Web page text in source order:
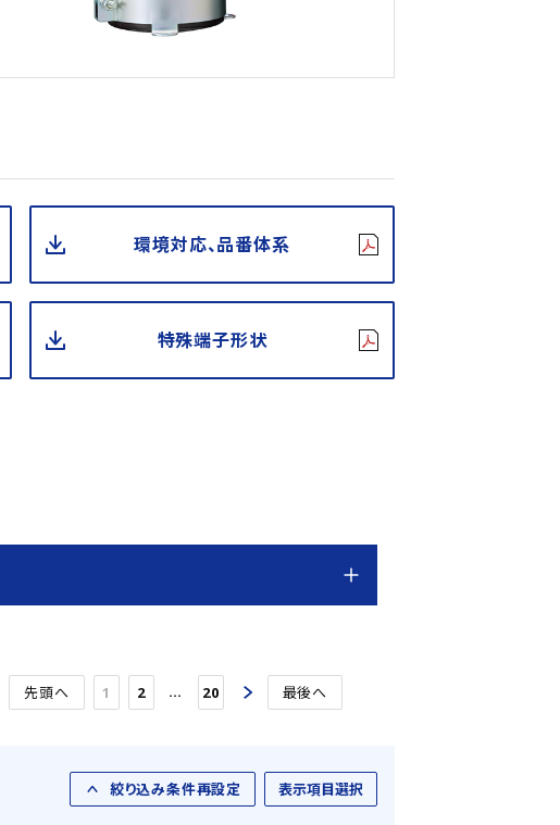
環境対応、品番体系
特殊端子形状
先頭へ 1 2 … 20 最後へ
絞り込み条件再設定 表示項目選択